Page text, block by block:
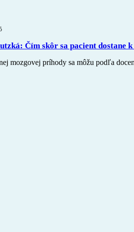
Čím skôr sa pacient dostane
mozgovej príhody sa môžu podľa